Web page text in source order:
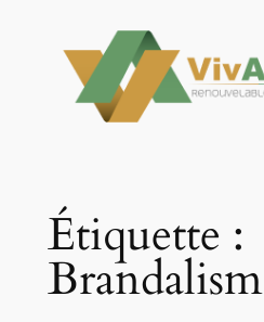
contenu
Étiquette :
Brandalism